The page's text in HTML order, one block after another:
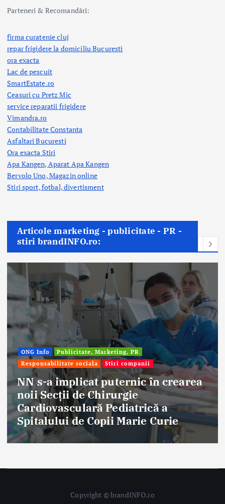
Parteneri & Recomandări:
firma curatenie cluj
repar frigidere la domiciliu Bucuresti
ora exacta
Lac de pescuit
SmartEstate.ro
Ceasuri cu Pretz Mic
service reparatii frigidere
Vimandra.ro
Contabilitate Constanta
Asfaltari Bucuresti
Ora exacta Stiri
Apa Kangen, Aparat Apa Kangen
Bervolo Uno, Magazin online
Stiri sport, fotbal,divertisment
Articole marketing - publicitate - PR -
stiri brandINFO.ro:
Info
Publicitate, Marketing, PR
sociala
Stiri companii
s-a implicat puternic în crearea
Secții de Chirurgie
Pediatrică a
de Copii Marie Curie
Stiri
Copyright © brandINFO.ro